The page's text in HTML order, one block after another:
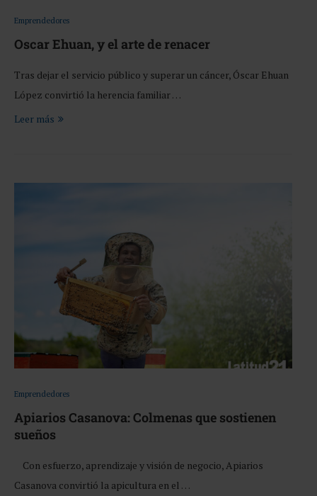
Emprendedores
Oscar Ehuan, y el arte de renacer
Tras dejar el servicio público y superar un cáncer, Óscar Ehuan
López convirtió la herencia familiar …
Leer más
Emprendedores
Apiarios Casanova: Colmenas que sostienen
sueños
Con esfuerzo, aprendizaje y visión de negocio, Apiarios
Casanova convirtió la apicultura en el …